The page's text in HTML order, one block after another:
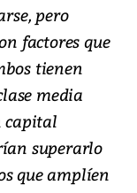
pero
factores que
tienen
media
capital
superarlo
que amplíen